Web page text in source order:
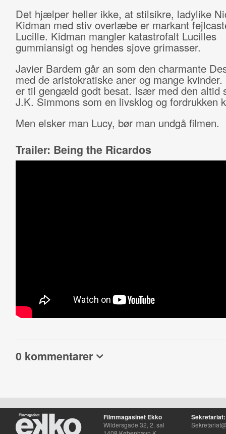
Det hjælper heller ikke, at stilsikre, ladylike
Kidman med stiv overlæbe er markant
Lucille. Kidman mangler katastrofalt Lucilles
gummiansigt og hendes sjove grimasser.
Javier Bardem går an som den charmante
med de aristokratiske aner og mange
er til gengæld godt besat. Især med den altid
J.K. Simmons som en livsklog og fordrukken
Men elsker man Lucy, bør man undgå filmen.
Trailer: Being the Ricardos
0 kommentarer
Filmmagasinet Ekko
Wildersgade 32, 2. sal
Sekretariat: